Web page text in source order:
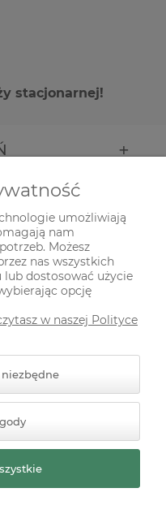
stacjonarnej!
Sklep internetowy Shoper
umożliwiają
nam
Możesz
nas wszystkich
dostosować użycie
opcję
w naszej Polityce